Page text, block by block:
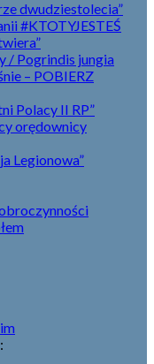
dwudziestolecia”
#KTOTYJESTEŚ
/ Pogrindis jungia
– POBIERZ
Polacy II RP”
orędownicy
Legionowa”